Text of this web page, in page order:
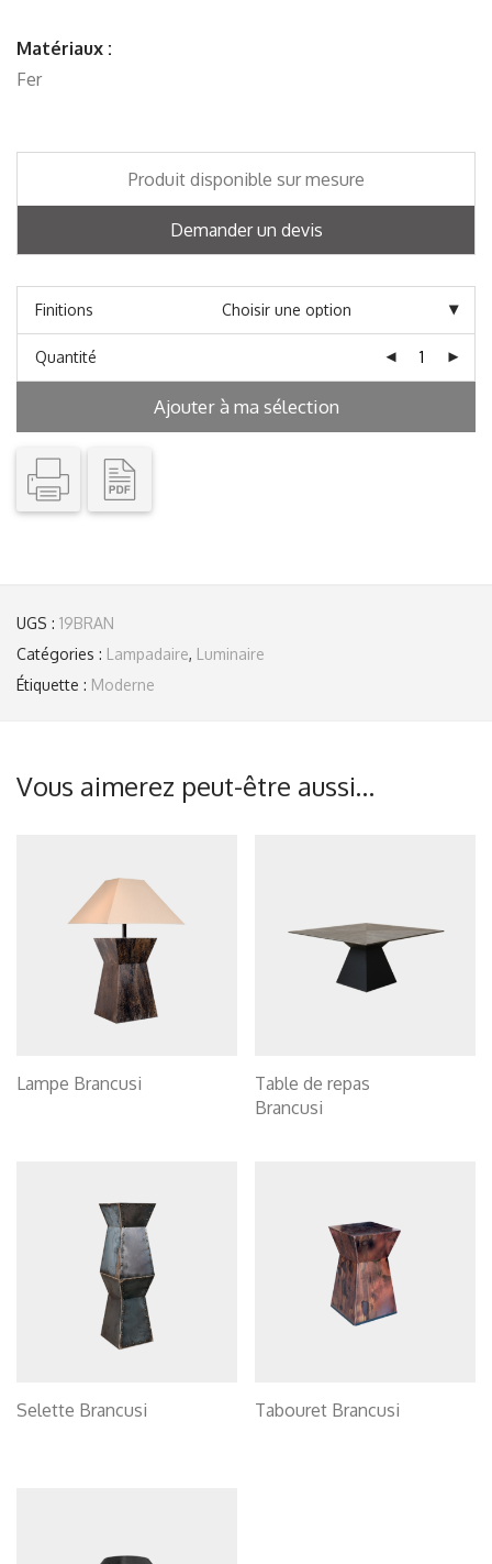
Matériaux :
Fer
Produit disponible sur mesure
Demander un devis
Finitions
Quantité
Ajouter à ma sélection
UGS : 19BRAN
Catégories : Lampadaire, Luminaire
Étiquette : Moderne
Vous aimerez peut-être aussi…
Lampe Brancusi
Table de repas
Brancusi
Selette Brancusi Tabouret Brancusi